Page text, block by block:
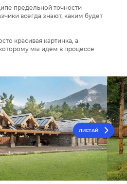
предельной точности
всегда знают, каким будет
красивая картинка, а
мы идём в процессе
ЛИСТАЙ